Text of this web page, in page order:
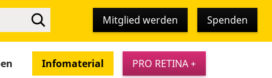
Mitglied werden Spenden
Infomaterial PRO RETINA +